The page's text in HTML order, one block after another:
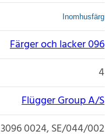
Inomhusfärg
Färger och lacker 096
4
Flügger Group A/S
3096 0024, SE/044/002